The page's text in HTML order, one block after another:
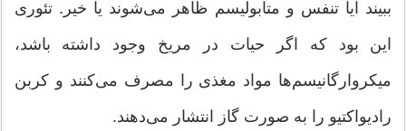
ببیند آیا تنفس و متابولیسم ظاهر می‌شوند یا خیر. تئوری
این بود که اگر حیات در مریخ وجود داشته باشد،
میکروارگانیسم‌ها مواد مغذی را مصرف می‌کنند و کربن
رادیواکتیو را به صورت گاز انتشار می‌دهند.